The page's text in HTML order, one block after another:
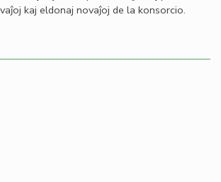
kaj eldonaj novaĵoj de la konsorcio.